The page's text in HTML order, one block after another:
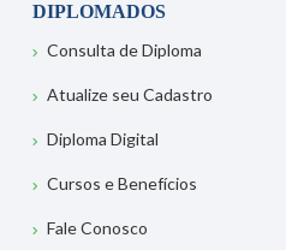
DIPLOMADOS
Consulta de Diploma
Atualize seu Cadastro
Diploma Digital
Cursos e Benefícios
Fale Conosco